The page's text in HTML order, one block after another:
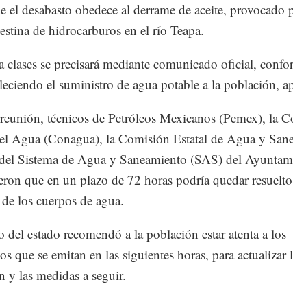
el desabasto obedece al derrame de aceite, provocado
de hidrocarburos en el río Teapa.
clases se precisará mediante comunicado oficial,
el suministro de agua potable a la población,
técnicos de Petróleos Mexicanos (Pemex), la
Agua (Conagua), la Comisión Estatal de Agua y
Sistema de Agua y Saneamiento (SAS) del
que en un plazo de 72 horas podría quedar
los cuerpos de agua.
del estado recomendó a la población estar atenta a los
que se emitan en las siguientes horas, para actualizar
y las medidas a seguir.